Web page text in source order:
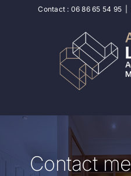
Contact : 06 86 65 54 95
Contact